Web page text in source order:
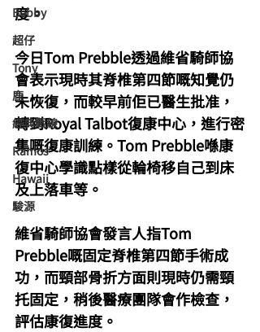
Bobby
超仔
Tony
鹿
經典戰線
Ramos
Hawaii
駿源
度。
今日Tom Prebble透過維省騎師協
會表示現時其脊椎第四節嘅知覺仍
未恢復，而較早前佢已醫生批准，
轉到Royal Talbot復康中心，進行密
集嘅復康訓練。Tom Prebble喺康
復中心學識點樣從輪椅移自己到床
及上落車等。
維省騎師協會發言人指Tom
Prebble嘅固定脊椎第四節手術成
功，而頸部骨折方面則現時仍需頸
托固定，稍後醫療團隊會作檢查，
評估康復進度。